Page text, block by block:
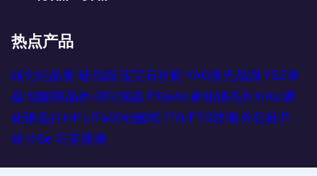
热点产品
碳化硅晶圆 硅晶圆 蓝宝石衬底 YAG激光晶圆 YSZ单
晶 铌酸锂晶体 砷化镓晶片GaAs 砷化铟晶片InAs 磷
化铟晶片InP LiTaO3钽酸锂 ITO/FTO玻璃 外延硅片
锗片Ge 石英玻璃